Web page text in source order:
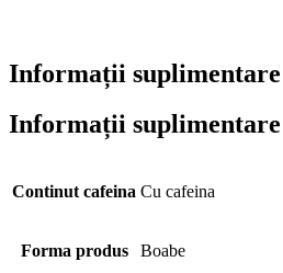
Informații suplimentare
Informații suplimentare
Continut cafeina Cu cafeina
Forma produs Boabe